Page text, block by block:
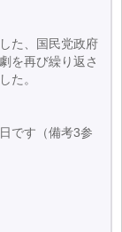
た、国民党政府
を再び繰り返さ
た。
です（備考3参